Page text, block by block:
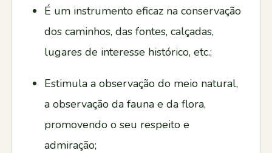
É um instrumento eficaz na conservação
dos caminhos, das fontes, calçadas,
lugares de interesse histórico, etc.;
Estimula a observação do meio natural,
a observação da fauna e da flora,
promovendo o seu respeito e
admiração;